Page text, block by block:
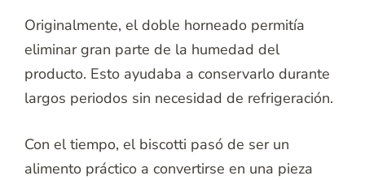
Originalmente, el doble horneado permitía
eliminar gran parte de la humedad del
producto. Esto ayudaba a conservarlo durante
largos periodos sin necesidad de refrigeración.
Con el tiempo, el biscotti pasó de ser un
alimento práctico a convertirse en una pieza